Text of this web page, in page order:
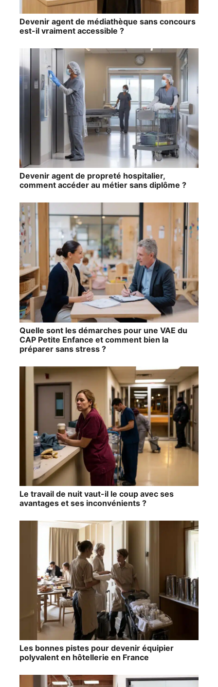
Devenir agent de médiathèque sans concours
est-il vraiment accessible ?
Devenir agent de propreté hospitalier,
comment accéder au métier sans diplôme ?
Quelle sont les démarches pour une VAE du
CAP Petite Enfance et comment bien la
préparer sans stress ?
Le travail de nuit vaut-il le coup avec ses
avantages et ses inconvénients ?
Les bonnes pistes pour devenir équipier
polyvalent en hôtellerie en France